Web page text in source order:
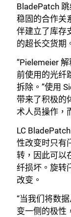
BladePatch
稳固的合作关
伴建立了库存
的超长交货期
“Pielemeier
前使用的光纤
拆除。”使用
带来了积极的
术人员操作，
LC
性改变时只有
转，因此可以
纤损坏。旋转
改变。
“当我们将数
变一侧的极性